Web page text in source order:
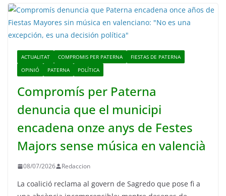
ACTUALITAT COMPROMIS PER PATERNA
FIESTAS DE PATERNA
OPINIÓ
PATERNA POLÍTICA
Compromís per Paterna
denuncia que el municipi
encadena onze anys de Festes
Majors sense música en valencià
08/07/2026 Redaccion
La coalició reclama al govern de Sagredo que pose fi a